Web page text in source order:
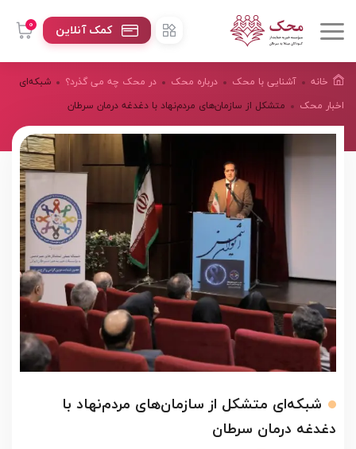
0 کمک آنلاین
خانه آشنایی با محک درباره محک
در محک چه می گذرد؟
اخبار محک
شبکه‌ای
متشکل از سازمان‌های مردم‌نهاد با دغدغه درمان سرطان
شبکه‌ای متشکل از سازمان‌های مردم‌نهاد با
دغدغه درمان سرطان